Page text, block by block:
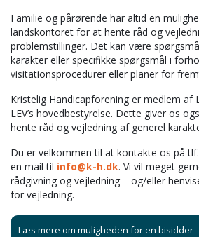
Familie og pårørende har altid en
landskontoret for at hente råd og
problemstillinger. Det kan være
karakter eller specifikke spørgsmål i
visitationsprocedurer eller planer for
Kristelig Handicapforening er medlem af
LEV’s hovedbestyrelse. Dette giver os
hente råd og vejledning af generel
Du er velkommen til at kontakte os på
en mail til info@k-h.dk. Vi vil meget
rådgivning og vejledning – og/eller
for vejledning.
Læs mere om muligheden for en bisidder